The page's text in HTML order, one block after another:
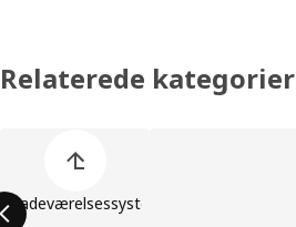
Relaterede kategorier
Badeværelsessystemer